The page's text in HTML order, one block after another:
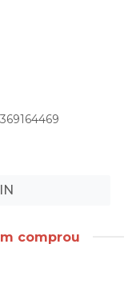
comprou